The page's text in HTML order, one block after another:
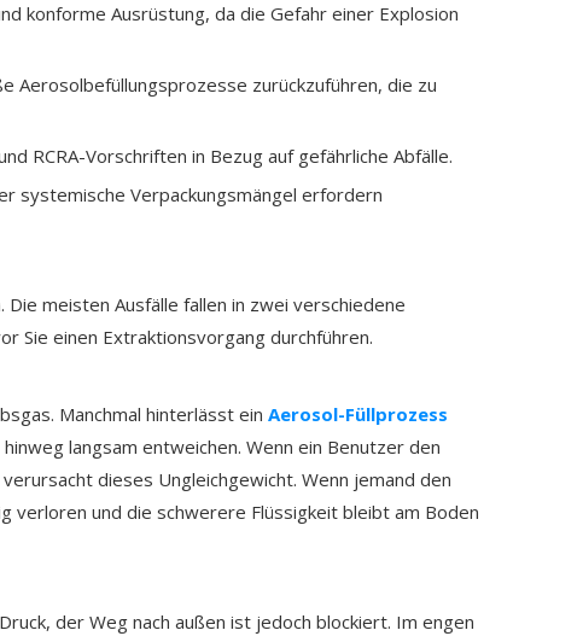
konforme Ausrüstung, da die Gefahr einer Explosion
Aerosolbefüllungsprozesse zurückzuführen, die zu
RCRA-Vorschriften in Bezug auf gefährliche Abfälle.
systemische Verpackungsmängel erfordern
meisten Ausfälle fallen in zwei verschiedene
Sie einen Extraktionsvorgang durchführen.
Manchmal hinterlässt ein Aerosol-Füllprozess
langsam entweichen. Wenn ein Benutzer den
dieses Ungleichgewicht. Wenn jemand den
verloren und die schwerere Flüssigkeit bleibt am Boden
der Weg nach außen ist jedoch blockiert. Im engen